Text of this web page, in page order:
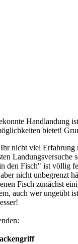
Handlandung
bietet!
nicht viel Erfahrung
Landungsversuche
den Fisch" ist völlig
nicht unbegrenzt
Fisch zunächst
auch wer ungeübt